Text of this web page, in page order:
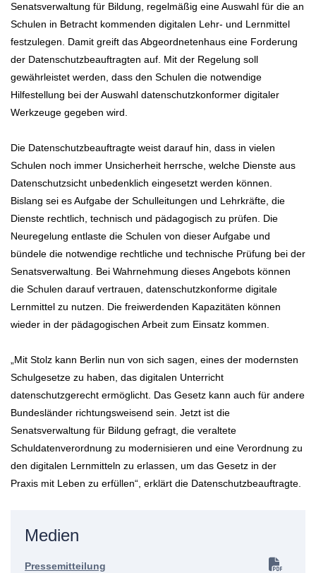
Senatsverwaltung für Bildung, regelmäßig eine Auswahl für die an
Schulen in Betracht kommenden digitalen Lehr- und Lernmittel
festzulegen. Damit greift das Abgeordnetenhaus eine Forderung
der Datenschutzbeauftragten auf. Mit der Regelung soll
gewährleistet werden, dass den Schulen die notwendige
Hilfestellung bei der Auswahl datenschutzkonformer digitaler
Werkzeuge gegeben wird.
Die Datenschutzbeauftragte weist darauf hin, dass in vielen
Schulen noch immer Unsicherheit herrsche, welche Dienste aus
Datenschutzsicht unbedenklich eingesetzt werden können.
Bislang sei es Aufgabe der Schulleitungen und Lehrkräfte, die
Dienste rechtlich, technisch und pädagogisch zu prüfen. Die
Neuregelung entlaste die Schulen von dieser Aufgabe und
bündele die notwendige rechtliche und technische Prüfung bei der
Senatsverwaltung. Bei Wahrnehmung dieses Angebots können
die Schulen darauf vertrauen, datenschutzkonforme digitale
Lernmittel zu nutzen. Die freiwerdenden Kapazitäten können
wieder in der pädagogischen Arbeit zum Einsatz kommen.
„Mit Stolz kann Berlin nun von sich sagen, eines der modernsten
Schulgesetze zu haben, das digitalen Unterricht
datenschutzgerecht ermöglicht. Das Gesetz kann auch für andere
Bundesländer richtungsweisend sein. Jetzt ist die
Senatsverwaltung für Bildung gefragt, die veraltete
Schuldatenverordnung zu modernisieren und eine Verordnung zu
den digitalen Lernmitteln zu erlassen, um das Gesetz in der
Praxis mit Leben zu erfüllen“, erklärt die Datenschutzbeauftragte.
Medien
Pressemitteilung